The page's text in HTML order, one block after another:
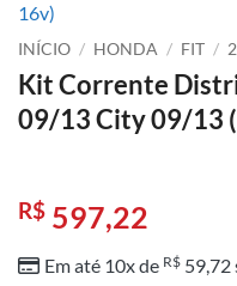
INÍCIO / HONDA / FIT /
Kit Corrente
09/13 City 09/13
R$ 597,22
Em até 10x de R$ 59,72